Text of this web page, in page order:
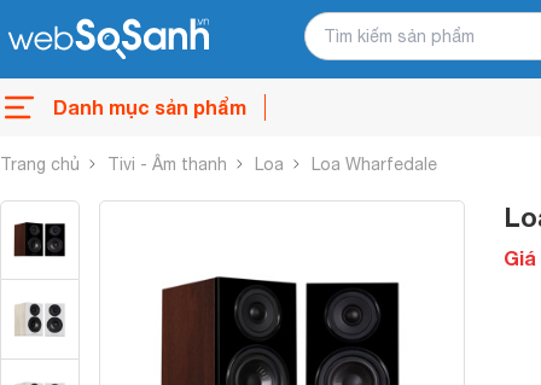
Danh mục sản phẩm
Trang chủ Tivi - Âm thanh Loa Loa Wharfedale
Giá